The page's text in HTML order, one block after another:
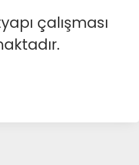
çalışması